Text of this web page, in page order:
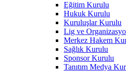
Eğitim Kurulu
Hukuk Kurulu
Kuruluşlar Kurulu
Lig ve
Merkez Hakem
Sağlık Kurulu
Sponsor Kurulu
Tanıtım Medya